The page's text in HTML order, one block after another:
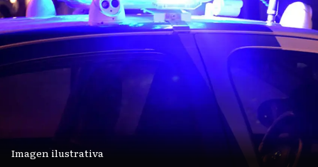
Imagen ilustrativa